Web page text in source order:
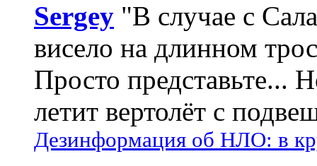
Sergey "В случае с
висело на длинном
Просто представьте...
летит вертолёт с
Дезинформация об НЛО: в